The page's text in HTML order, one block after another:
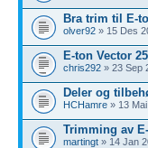
Bra trim til E-
olver92 » 15 Des
E-ton Vector
chris292 » 23 Sep
Deler og
HCHamre » 13
Trimming av
martingt » 14 Jan